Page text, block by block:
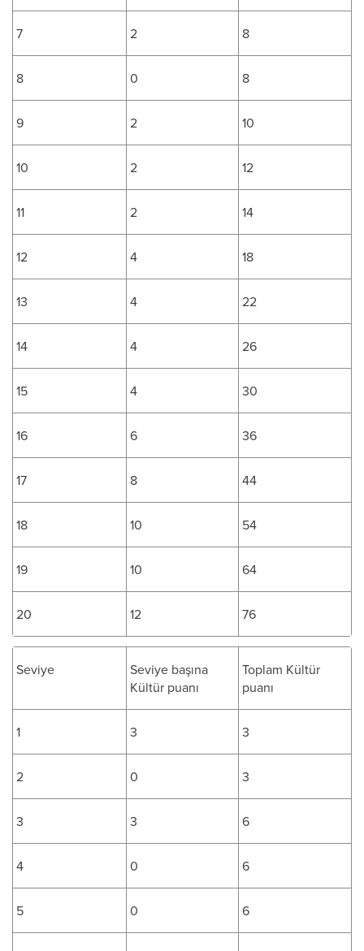
7 2 8
8 0 8
9 2 10
10 2 12
11 2 14
12 4 18
13 4 22
14 4 26
15 4 30
16 6 36
17 8 44
18 10 54
19 10 64
20 12 76
Seviye
Seviye başına
Kültür puanı
Toplam Kültür
puanı
1 3 3
2 0 3
3 3 6
4 0 6
5 0 6